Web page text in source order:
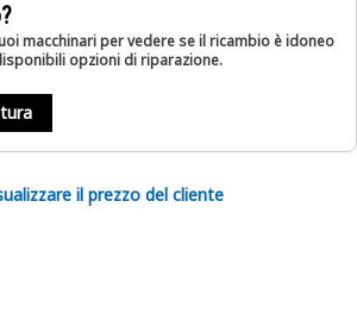
macchinari per vedere se il ricambio è idoneo
opzioni di riparazione.
il prezzo del cliente